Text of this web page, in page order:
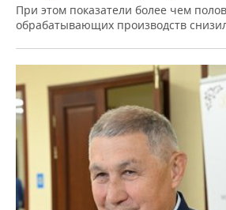
При этом показатели более чем
обрабатывающих производств